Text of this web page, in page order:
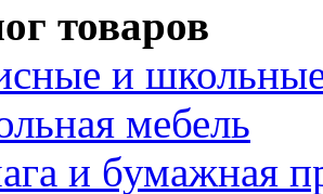
товаров
и
мебель
и бумажная